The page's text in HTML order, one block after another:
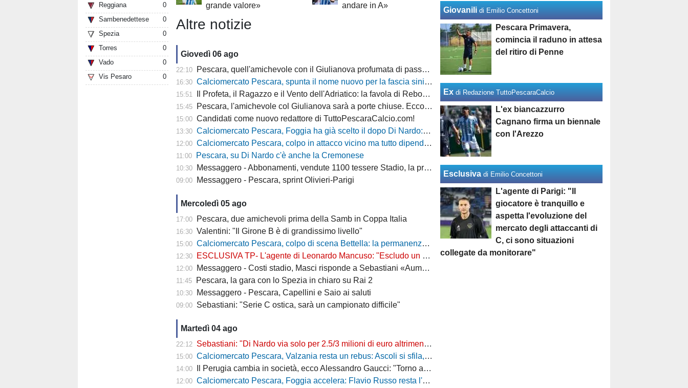
Reggiana
0
Sambenedettese
0
Spezia
0
Torres
0
Vado
0
Vis Pesaro
0
grande valore»
andare in A»
Altre notizie
Giovedì 06 ago
22:10 Pescara, quell'amichevole con il Giulianova profumata di passato
16:30 Calciomercato Pescara, spunta il nome nuovo per la fascia sinistra
15:51 Il Profeta, il Ragazzo e il Vento dell'Adriatico: la favola di Rebo-Gol
15:45 Pescara, l'amichevole col Giulianova sarà a porte chiuse. Ecco anche il nuovo orario
15:00 Candidati come nuovo redattore di TuttoPescaraCalcio.com!
13:30 Calciomercato Pescara, Foggia ha già scelto il dopo Di Nardo: c'è un nome in cima alla lista
12:00 Calciomercato Pescara, colpo in attacco vicino ma tutto dipende da Di Nardo: il Frosinone si chiama fuori?
11:00 Pescara, su Di Nardo c'è anche la Cremonese
10:30 Messaggero - Abbonamenti, vendute 1100 tessere Stadio, la protesta dei tifosi disabili
09:00 Messaggero - Pescara, sprint Olivieri-Parigi
Mercoledì 05 ago
17:00 Pescara, due amichevoli prima della Samb in Coppa Italia
16:30 Valentini: "Il Girone B è di grandissimo livello"
15:00 Calciomercato Pescara, colpo di scena Bettella: la permanenza non è più un'ipotesi, ecco cosa sta succedendo
12:30 ESCLUSIVA TP- L'agente di Leonardo Mancuso: "Escludo un suo ritorno a Pescara, vuole rimanere in B"
12:00 Messaggero - Costi stadio, Masci risponde a Sebastiani «Aumenti per ridurre il peso sui cittadini»
11:45 Pescara, la gara con lo Spezia in chiaro su Rai 2
10:30 Messaggero - Pescara, Capellini e Saio ai saluti
09:00 Sebastiani: "Serie C ostica, sarà un campionato difficile"
Martedì 04 ago
22:12 Sebastiani: "Di Nardo via solo per 2.5/3 milioni di euro altrimenti resta a Pescara"
15:00 Calciomercato Pescara, Valzania resta un rebus: Ascoli si sfila, il Catanzaro osserva
14:00 Il Perugia cambia in società, ecco Alessandro Gaucci: "Torno a casa, ecco chi è il nuovo allenatore"
12:00 Calciomercato Pescara, Foggia accelera: Flavio Russo resta l'obiettivo, ma cresce la concorrenza
Giovanili di Emilio Concettoni
Pescara Primavera,
comincia il raduno in attesa
del ritiro di Penne
Ex di Redazione TuttoPescaraCalcio
L'ex biancazzurro
Cagnano firma un biennale
con l'Arezzo
Esclusiva di Emilio Concettoni
L'agente di Parigi: "Il
giocatore è tranquillo e
aspetta l'evoluzione del
mercato degli attaccanti di
C, ci sono situazioni
collegate da monitorare"